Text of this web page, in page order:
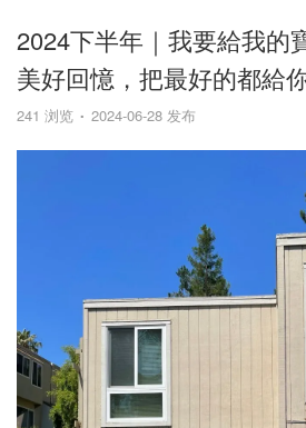
2024下半年｜我要給我的
美好回憶，把最好的都給
241 浏览 2024-06-28 发布